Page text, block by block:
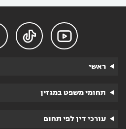


ראשי
תחומי משפט במגזין
עורכי דין לפי תחום